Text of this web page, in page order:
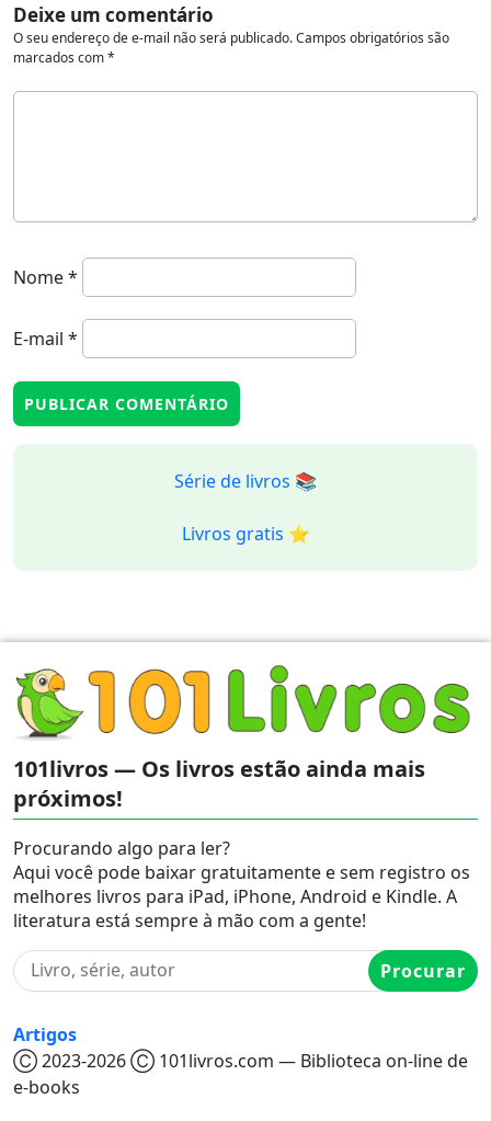
Deixe um comentário
O seu endereço de e-mail não será publicado.Campos obrigatórios são
marcados com*
Nome*
E-mail *
Série de livros 📚
Livros gratis ⭐️
101livros — Os livros estão ainda mais
próximos!
Procurando algo para ler?
Aqui você pode baixar gratuitamente e sem registro os
melhores livros para iPad, iPhone, Android e Kindle. A
literatura está sempre à mão com a gente!
Procurar
Artigos
Ⓒ 2023-2026 Ⓒ 101livros.com — Biblioteca on-line de
e-books